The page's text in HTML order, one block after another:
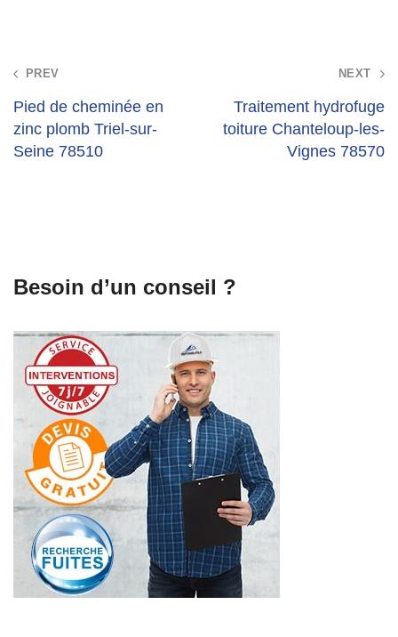
Post
navigation
PREV
Pied de cheminée en
zinc plomb Triel-sur-
Seine 78510
NEXT
Traitement hydrofuge
toiture Chanteloup-les-
Vignes 78570
Besoin d’un conseil ?